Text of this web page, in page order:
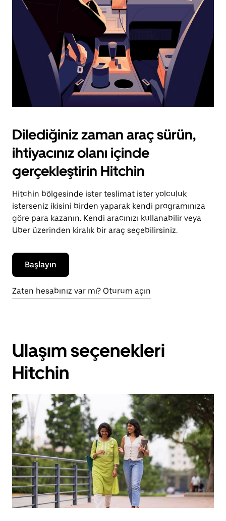
tuşuna
basın.
Dilediğiniz zaman araç sürün,
ihtiyacınız olanı içinde
gerçekleştirin Hitchin
Hitchin bölgesinde ister teslimat ister yolculuk
isterseniz ikisini birden yaparak kendi programınıza
göre para kazanın. Kendi aracınızı kullanabilir veya
Uber üzerinden kiralık bir araç seçebilirsiniz.
Başlayın
Zaten hesabınız var mı? Oturum açın
Ulaşım seçenekleri
Hitchin